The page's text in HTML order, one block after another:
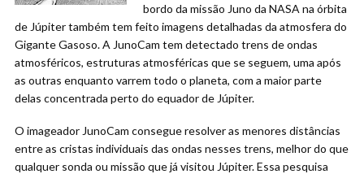
bordo da missão Juno da NASA na órbita
de Júpiter também tem feito imagens detalhadas da atmosfera do
Gigante Gasoso. A JunoCam tem detectado trens de ondas
atmosféricos, estruturas atmosféricas que se seguem, uma após
as outras enquanto varrem todo o planeta, com a maior parte
delas concentrada perto do equador de Júpiter.
O imageador JunoCam consegue resolver as menores distâncias
entre as cristas individuais das ondas nesses trens, melhor do que
qualquer sonda ou missão que já visitou Júpiter. Essa pesquisa